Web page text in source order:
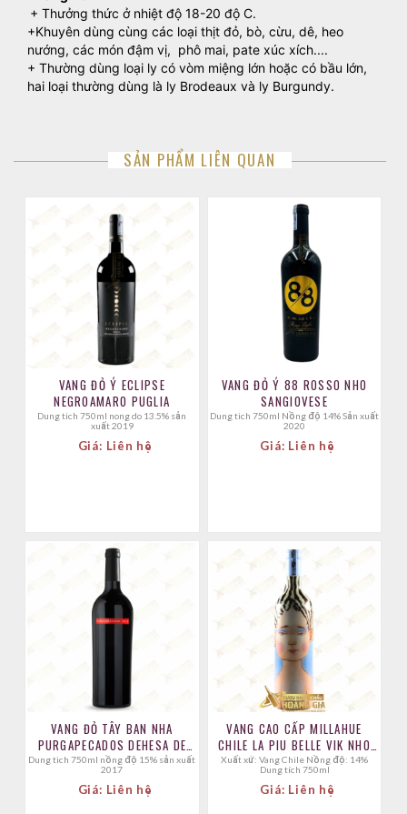
+ Thưởng thức ở nhiệt độ 18-20 độ C.
+Khuyên dùng cùng các loại thịt đỏ, bò, cừu, dê, heo
nướng, các món đậm vị, phô mai, pate xúc xích....
+ Thường dùng loại ly có vòm miệng lớn hoặc có bầu lớn,
hai loại thường dùng là ly Brodeaux và ly Burgundy.
SẢN PHẨM LIÊN QUAN
VANG ĐỎ Ý ECLIPSE
NEGROAMARO PUGLIA
dung tich 750ml nong do 13.5% sản
xuất 2019
Giá: Liên hệ
VANG ĐỎ Ý 88 ROSSO NHO
SANGIOVESE
Dung tich 750ml Nồng độ 14% Sản xuất
2020
Giá: Liên hệ
VANG ĐỎ TÂY BAN NHA
PURGAPECADOS DEHESA DE
LUNA
dung tich 750ml nồng độ 15% sản xuất
2017
Giá: Liên hệ
VANG CAO CẤP MILLAHUE
CHILE LA PIU BELLE VIK NHO
BLEND
Xuất xứ: Vang Chile Nồng độ: 14%
Dung tích 750ml
Giá: Liên hệ